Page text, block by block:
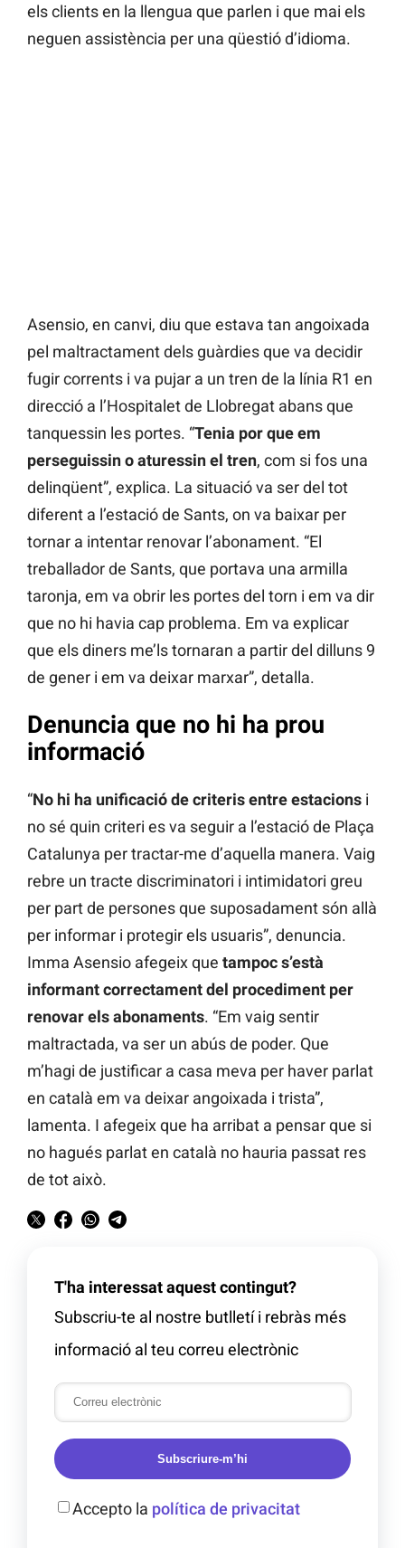
els clients en la llengua que parlen i que mai els
neguen assistència per una qüestió d’idioma.
Asensio, en canvi, diu que estava tan angoixada
pel maltractament dels guàrdies que va decidir
fugir corrents i va pujar a un tren de la línia R1 en
direcció a l’Hospitalet de Llobregat abans que
tanquessin les portes. “Tenia por que em
perseguissin o aturessin el tren, com si fos una
delinqüent”, explica. La situació va ser del tot
diferent a l’estació de Sants, on va baixar per
tornar a intentar renovar l’abonament. “El
treballador de Sants, que portava una armilla
taronja, em va obrir les portes del torn i em va dir
que no hi havia cap problema. Em va explicar
que els diners me’ls tornaran a partir del dilluns 9
de gener i em va deixar marxar”, detalla.
Denuncia que no hi ha prou
informació
“No hi ha unificació de criteris entre estacions i
no sé quin criteri es va seguir a l’estació de Plaça
Catalunya per tractar-me d’aquella manera. Vaig
rebre un tracte discriminatori i intimidatori greu
per part de persones que suposadament són allà
per informar i protegir els usuaris”, denuncia.
Imma Asensio afegeix que tampoc s’està
informant correctament del procediment per
renovar els abonaments. “Em vaig sentir
maltractada, va ser un abús de poder. Que
m’hagi de justificar a casa meva per haver parlat
en català em va deixar angoixada i trista”,
lamenta. I afegeix que ha arribat a pensar que si
no hagués parlat en català no hauria passat res
de tot això.
T'ha interessat aquest contingut?
Subscriu-te al nostre butlletí i rebràs més
informació al teu correu electrònic
Subscriure-m’hi
Accepto la política de privacitat